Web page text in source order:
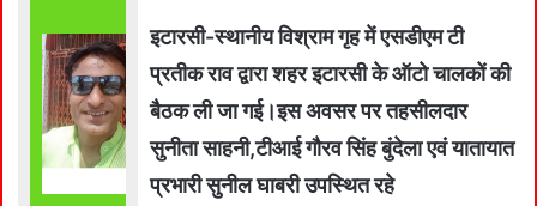
इटारसी-स्थानीय विश्राम गृह में एसडीएम टी
प्रतीक राव द्वारा शहर इटारसी के ऑटो चालकों की
बैठक ली जा गई।इस अवसर पर तहसीलदार
सुनीता साहनी,टीआई गौरव सिंह बुंदेला एवं यातायात
प्रभारी सुनील घाबरी उपस्थित रहे